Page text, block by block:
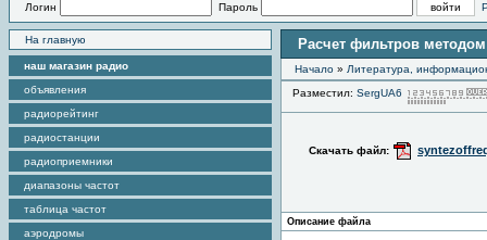
Логин Пароль
На главную
наш магазин радио
объявления
радиорейтинг
радиостанции
радиоприемники
диапазоны частот
таблица частот
аэродромы
Расчет фильтров
Начало » Литература,
Разместил: SergUA6
Скачать файл:
Описание файла